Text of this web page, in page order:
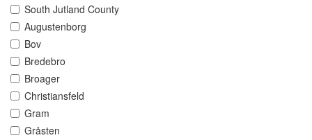
South Jutland County
Augustenborg
Bov
Bredebro
Broager
Christiansfeld
Gram
Gråsten